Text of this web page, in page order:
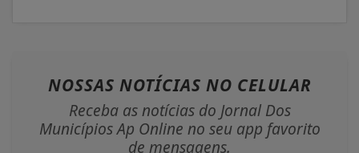
NOSSAS NOTÍCIAS NO CELULAR
Receba as notícias do Jornal Dos
Municípios Ap Online no seu app favorito
de mensagens.